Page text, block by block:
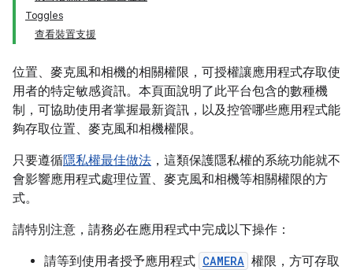
Toggles
查看裝置支援
位置、麥克風和相機的相關權限，可授權讓應用程式存取使
用者的特定敏感資訊。本頁面說明了此平台包含的數種機
制，可協助使用者掌握最新資訊，以及控管哪些應用程式能
夠存取位置、麥克風和相機權限。
只要遵循隱私權最佳做法 ，這類保護隱私權的系統功能就不
會影響應用程式處理位置、麥克風和相機等相關權限的方
式。
請特別注意，請務必在應用程式中完成以下操作：
請等到使用者授予應用程式 CAMERA 權限，方可存取